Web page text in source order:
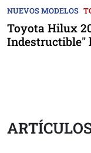
NUEVOS MODELOS
Toyota Hilux
Indestructible"